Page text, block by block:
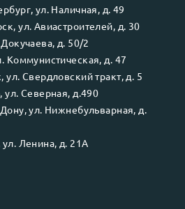
, ул. Наличная, д. 49
, ул. Авиастроителей, д. 30
Докучаева, д. 50/2
Коммунистическая, д. 47
, ул. Свердловский тракт, д. 5
, ул. Северная, д.490
, ул. Нижнебульварная, д.
ул. Ленина, д. 21А